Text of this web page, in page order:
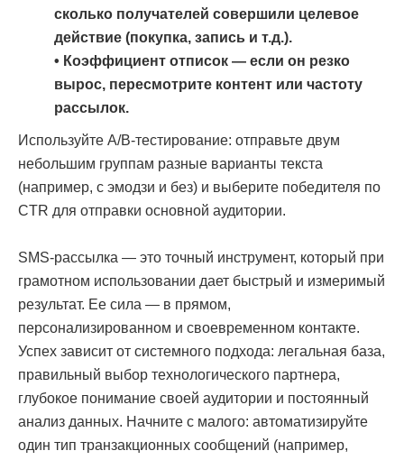
сколько получателей совершили целевое
действие (покупка, запись и т.д.).
• Коэффициент отписок — если он резко
вырос, пересмотрите контент или частоту
рассылок.
Используйте A/B-тестирование: отправьте двум
небольшим группам разные варианты текста
(например, с эмодзи и без) и выберите победителя по
CTR для отправки основной аудитории.
SMS-рассылка — это точный инструмент, который при
грамотном использовании дает быстрый и измеримый
результат. Ее сила — в прямом,
персонализированном и своевременном контакте.
Успех зависит от системного подхода: легальная база,
правильный выбор технологического партнера,
глубокое понимание своей аудитории и постоянный
анализ данных. Начните с малого: автоматизируйте
один тип транзакционных сообщений (например,